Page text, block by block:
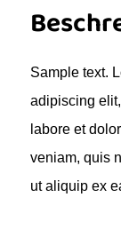
Sample text.
adipiscing
labore et
veniam, quis
ut aliquip ex